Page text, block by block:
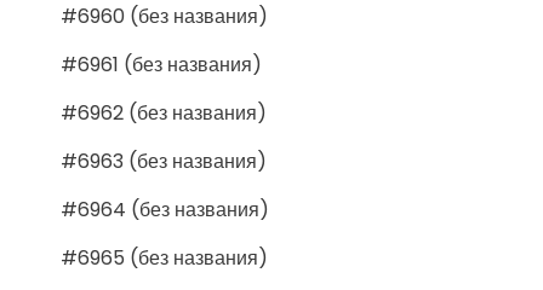
#6960 (без названия)
#6961 (без названия)
#6962 (без названия)
#6963 (без названия)
#6964 (без названия)
#6965 (без названия)